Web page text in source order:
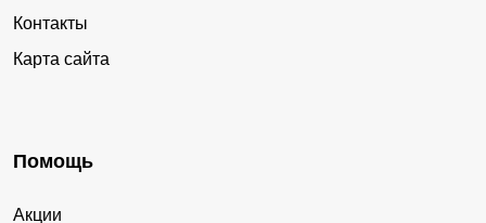
Контакты
Карта сайта
Помощь
Акции